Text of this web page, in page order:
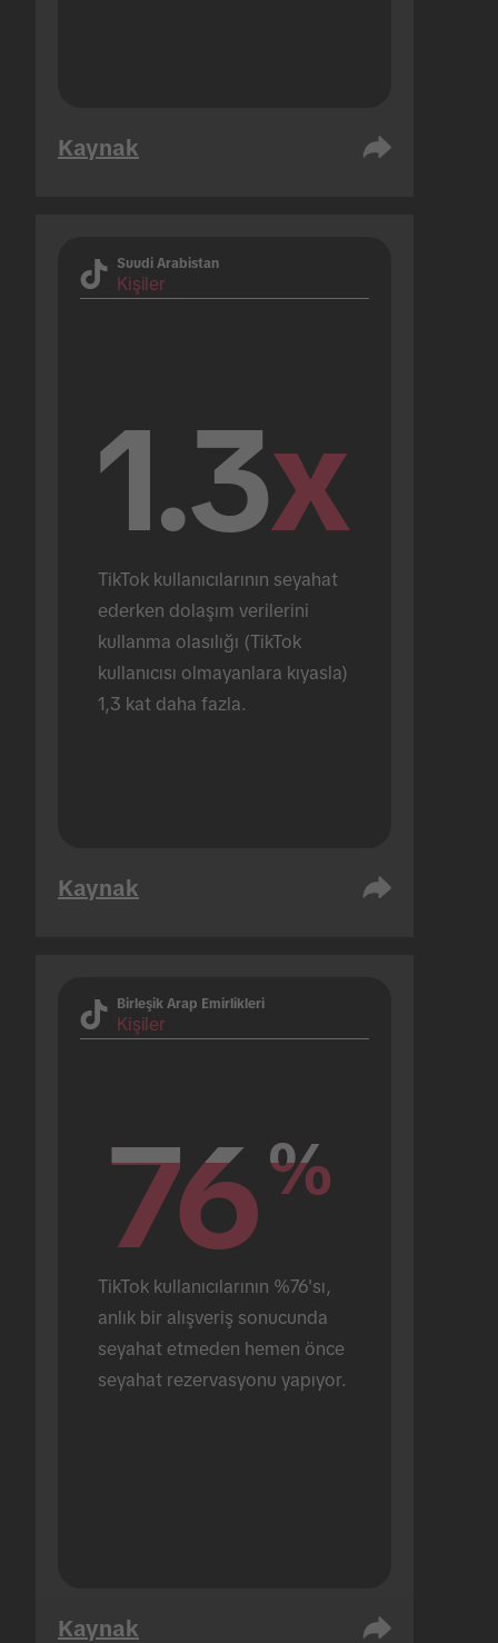
Kaynak
Suudi Arabistan
Kişiler
1.3x
TikTok kullanıcılarının seyahat
ederken dolaşım verilerini
kullanma olasılığı (TikTok
kullanıcısı olmayanlara kıyasla)
1,3 kat daha fazla.
Kaynak
Birleşik Arap Emirlikleri
Kişiler
76%
76%
TikTok kullanıcılarının %76'sı,
anlık bir alışveriş sonucunda
seyahat etmeden hemen önce
seyahat rezervasyonu yapıyor.
Kaynak